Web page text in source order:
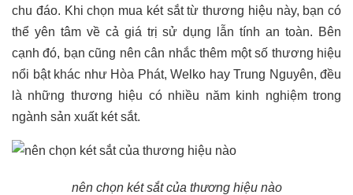
chu đáo. Khi chọn mua két sắt từ thương hiệu này, bạn có
thể yên tâm về cả giá trị sử dụng lẫn tính an toàn. Bên
cạnh đó, bạn cũng nên cân nhắc thêm một số thương hiệu
nổi bật khác như Hòa Phát, Welko hay Trung Nguyên, đều
là những thương hiệu có nhiều năm kinh nghiệm trong
ngành sản xuất két sắt.
nên chọn két sắt của thương hiệu nào